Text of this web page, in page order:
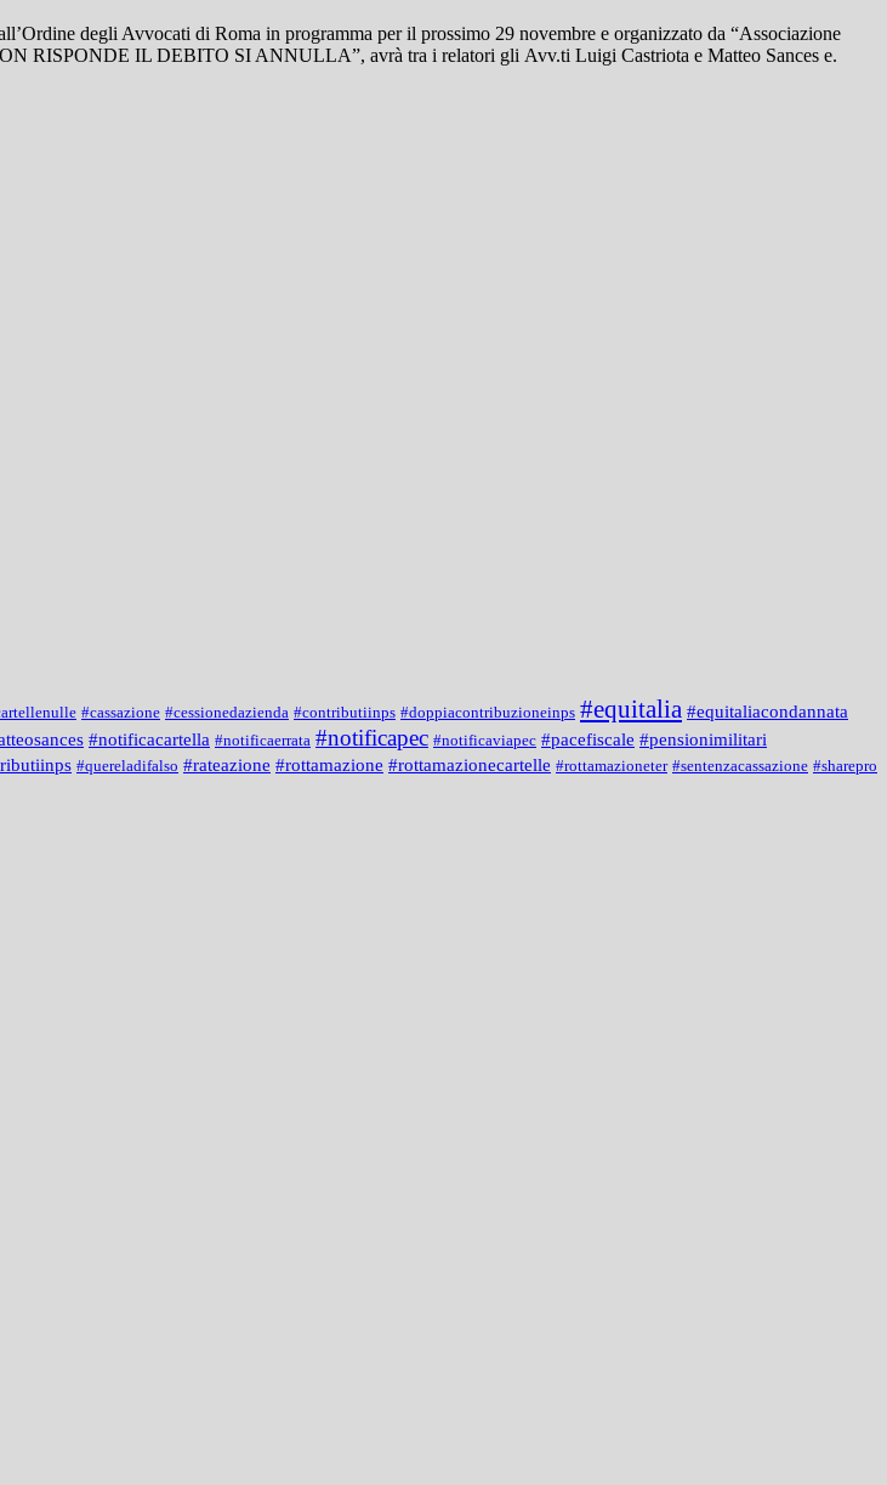
degli Avvocati di Roma in programma per il prossimo 29 novembre e organizzato da “Associazione
RISPONDE IL DEBITO SI ANNULLA”, avrà tra i relatori gli Avv.ti Luigi Castriota e Matteo Sances e.
#cassazione #cessionedazienda #contributiinps #doppiacontribuzioneinps #equitalia #equitaliacondannata
#notificacartella #notificaerrata #notificapec #notificaviapec #pacefiscale #pensionimilitari
#quereladifalso #rateazione #rottamazione #rottamazionecartelle #rottamazioneter #sentenzacassazione #sharepro